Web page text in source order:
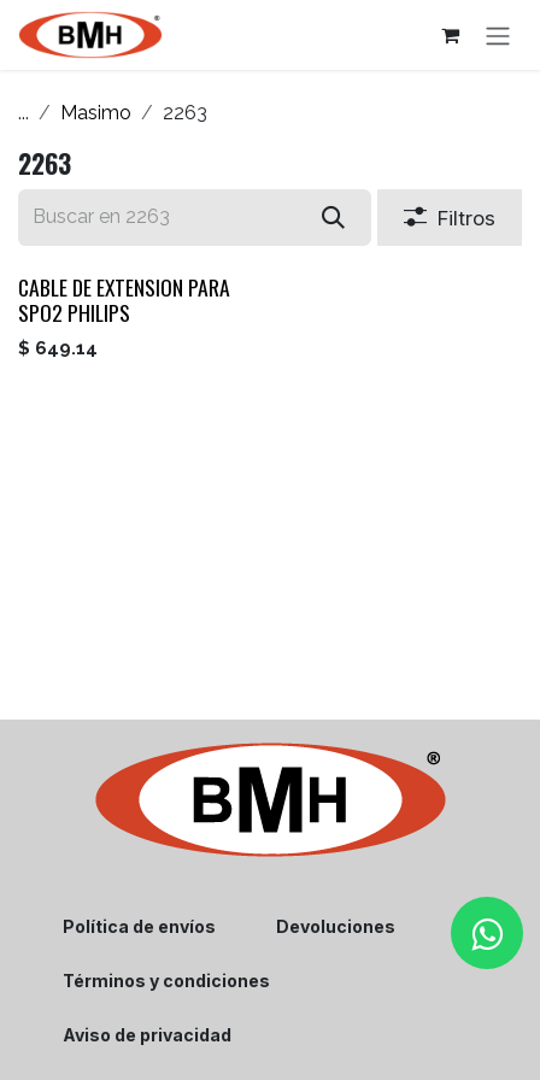
Ir al contenido
... Masimo 2263
2263
Filtros
CABLE DE EXTENSION PARA
SPO2 PHILIPS
$ 649.14
Política de envíos Devoluciones
Términos y condiciones
Aviso de privacidad